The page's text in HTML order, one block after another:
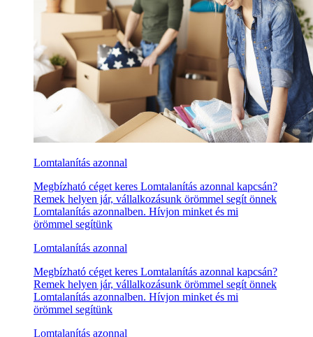
Lomtalanítás azonnal
Megbízható céget keres Lomtalanítás azonnal kapcsán?
Remek helyen jár, vállalkozásunk örömmel segít önnek
Lomtalanítás azonnalben. Hívjon minket és mi
örömmel segítünk
Lomtalanítás azonnal
Megbízható céget keres Lomtalanítás azonnal kapcsán?
Remek helyen jár, vállalkozásunk örömmel segít önnek
Lomtalanítás azonnalben. Hívjon minket és mi
örömmel segítünk
Lomtalanítás azonnal